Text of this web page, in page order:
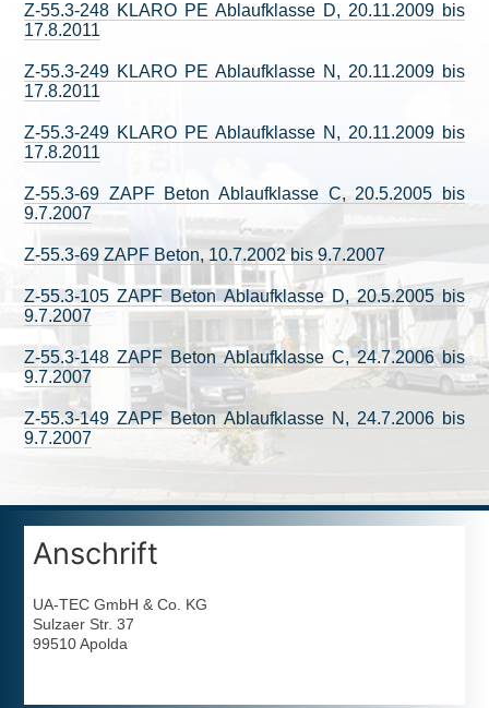
Z-55.3-248 KLARO PE Ablaufklasse D, 20.11.2009 bis
17.8.2011
Z-55.3-249 KLARO PE Ablaufklasse N, 20.11.2009 bis
17.8.2011
Z-55.3-249 KLARO PE Ablaufklasse N, 20.11.2009 bis
17.8.2011
Z-55.3-69 ZAPF Beton Ablaufklasse C, 20.5.2005 bis
9.7.2007
Z-55.3-69 ZAPF Beton, 10.7.2002 bis 9.7.2007
Z-55.3-105 ZAPF Beton Ablaufklasse D, 20.5.2005 bis
9.7.2007
Z-55.3-148 ZAPF Beton Ablaufklasse C, 24.7.2006 bis
9.7.2007
Z-55.3-149 ZAPF Beton Ablaufklasse N, 24.7.2006 bis
9.7.2007
Anschrift
UA-TEC GmbH & Co. KG
Sulzaer Str. 37
99510 Apolda